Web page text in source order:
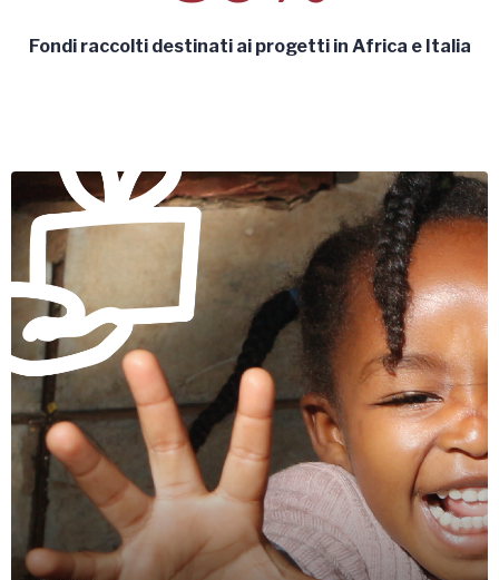
Fondi raccolti destinati ai progetti in Africa e Italia